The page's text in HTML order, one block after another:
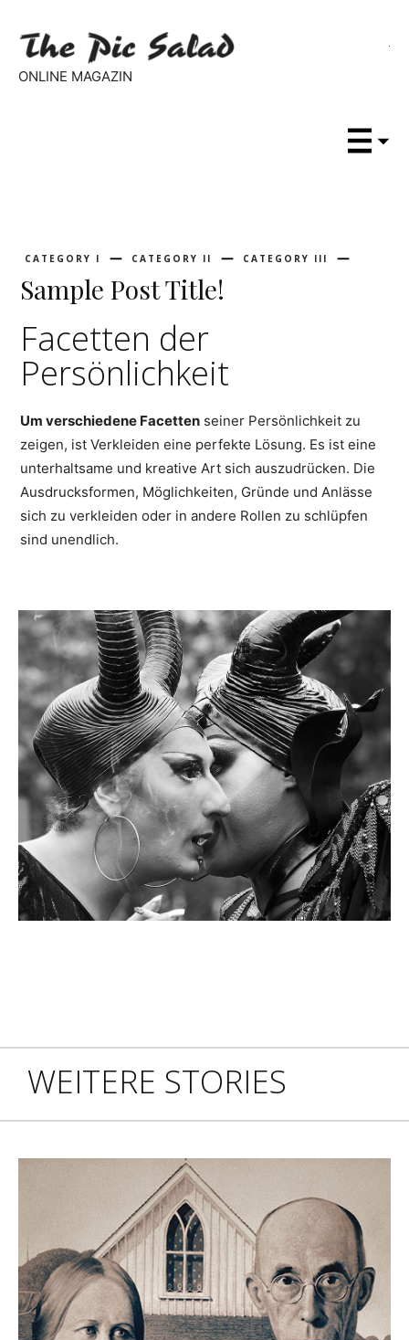
ONLINE MAGAZIN
CATEGORY I CATEGORY II CATEGORY III
Sample Post Title!
Facetten der
Persönlichkeit
Um verschiedene Facetten seiner Persönlichkeit zu
zeigen, ist Verkleiden eine perfekte Lösung. Es ist eine
unterhaltsame und kreative Art sich auszudrücken. Die
Ausdrucksformen, Möglichkeiten, Gründe und Anlässe
sich zu verkleiden oder in andere Rollen zu schlüpfen
sind unendlich.
WEITERE STORIES